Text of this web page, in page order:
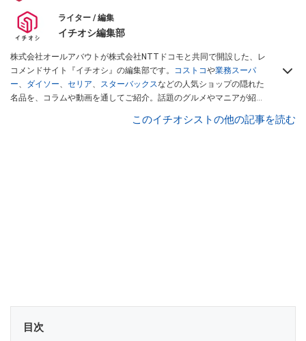
ライター / 編集
イチオシ編集部
株式会社オールアバウトが株式会社NTTドコモと共同で開設した、レ
コメンドサイト『イチオシ』の編集部です。 コストコや業務スーパ
ー、 ダイソー、 セリア、 スターバックスなどの人気ショップの隠れた
名品を、コラムや動画を通してご紹介。話題のグルメやマニアが紹介
インフルエンサーが実際に使用してレビューしています。毎日トレン
このイチオシストの他の記事を読む
目次